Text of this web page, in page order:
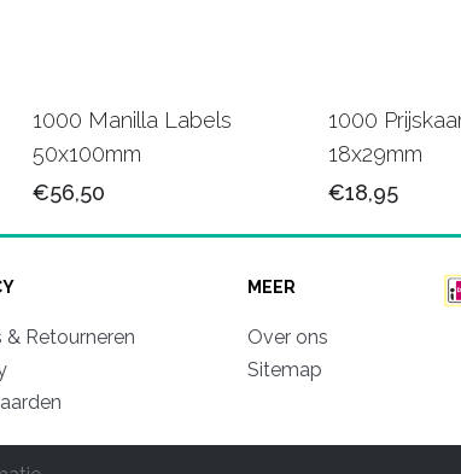
1000 Manilla Labels
50x100mm
€56,50
1000
18x29mm
€18,95
& Retourneren
MEER
Over ons
Sitemap